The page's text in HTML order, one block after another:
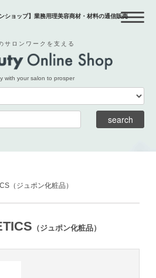
ショップ】業務用理美容商材・材料の通信販売
サロンワークを支える
with your salon to prosper
（ジュポン化粧品）
（ジュポン化粧品）